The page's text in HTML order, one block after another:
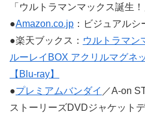
「ウルトラマンマックス誕生
●Amazon.co.jp ：ビジュアルシ
●楽天ブックス： ウルトラマン
ルーレイBOX アクリルマグネ
【Blu-ray】
●プレミアムバンダイ ／A-on
ストーリーズDVDジャケット